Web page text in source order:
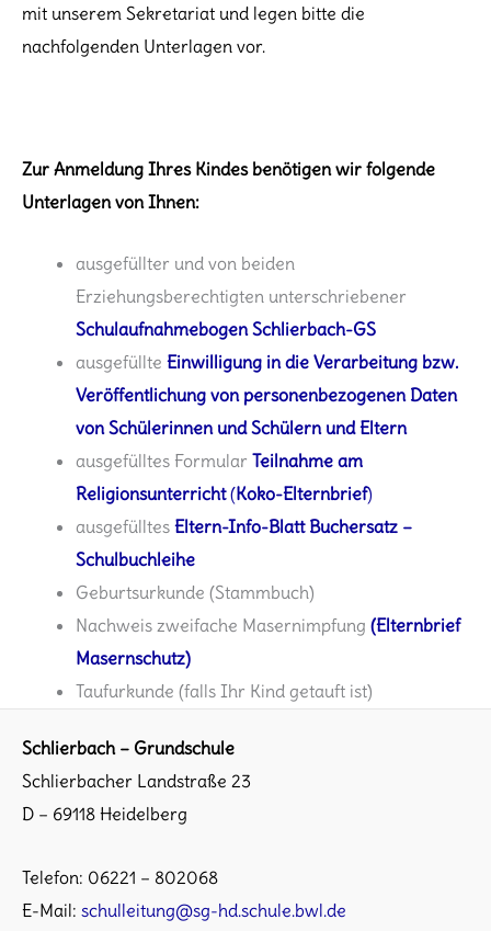
mit unserem Sekretariat und legen bitte die
nachfolgenden Unterlagen vor.
Zur Anmeldung Ihres Kindes benötigen wir folgende
Unterlagen von Ihnen:
ausgefüllter und von beiden
Erziehungsberechtigten unterschriebener
Schulaufnahmebogen Schlierbach-GS
ausgefüllteEinwilligung in die Verarbeitung bzw.
Veröffentlichung von personenbezogenen Daten
von Schülerinnen und Schülern und Eltern
ausgefülltes FormularTeilnahme am
Religionsunterricht(Koko-Elternbrief)
ausgefülltesEltern-Info-Blatt Buchersatz –
Schulbuchleihe
Geburtsurkunde (Stammbuch)
Nachweis zweifache Masernimpfung(Elternbrief
Masernschutz)
Taufurkunde (falls Ihr Kind getauft ist)
Schlierbach – Grundschule
Schlierbacher Landstraße 23
D – 69118 Heidelberg
Telefon: 06221 – 802068
E-Mail: schulleitung@sg-hd.schule.bwl.de